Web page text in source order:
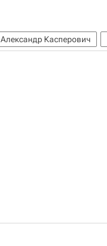
Александр Касперович